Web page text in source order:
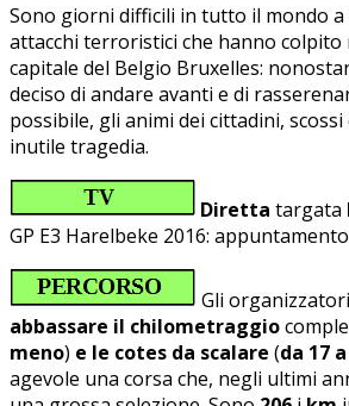
Sono giorni difficili in tutto il mondo a
attacchi terroristici che hanno colpito
capitale del Belgio Bruxelles:
deciso di andare avanti e di
possibile, gli animi dei cittadini, scossi
inutile tragedia.
Diretta targata
GP E3 Harelbeke 2016:
Gli
abbassare il chilometraggio
meno) e le cotes da scalare (da 17
agevole una corsa che, negli ultimi